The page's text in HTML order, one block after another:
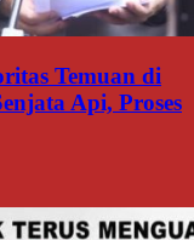
Temuan di
Api, Proses